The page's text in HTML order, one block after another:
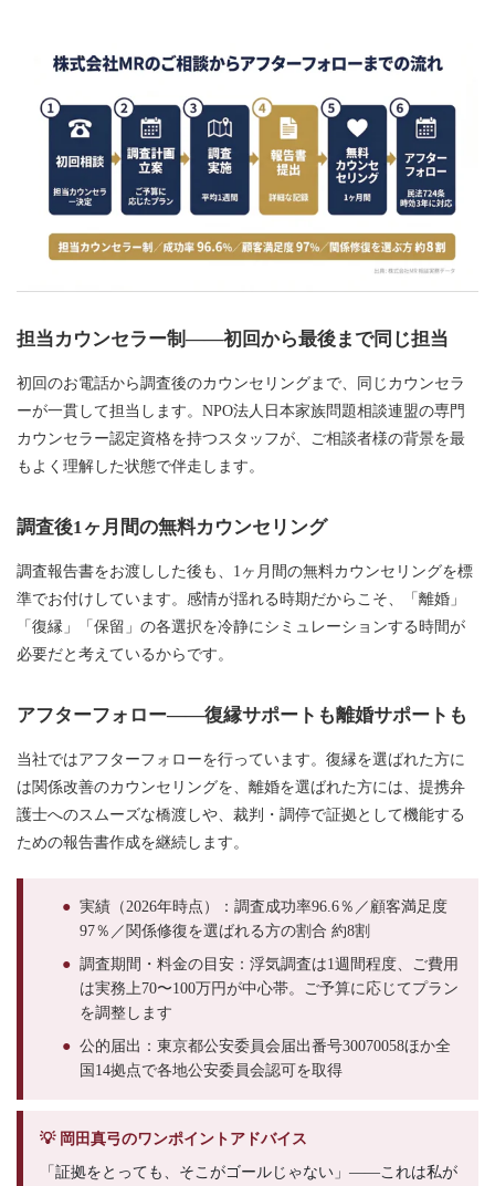
担当カウンセラー制——初回から最後まで同じ担当
初回のお電話から調査後のカウンセリングまで、同じカウンセラ
ーが一貫して担当します。NPO法人日本家族問題相談連盟の専門
カウンセラー認定資格を持つスタッフが、ご相談者様の背景を最
もよく理解した状態で伴走します。
調査後1ヶ月間の無料カウンセリング
調査報告書をお渡しした後も、1ヶ月間の無料カウンセリングを標
準でお付けしています。感情が揺れる時期だからこそ、「離婚」
「復縁」「保留」の各選択を冷静にシミュレーションする時間が
必要だと考えているからです。
アフターフォロー——復縁サポートも離婚サポートも
当社ではアフターフォローを行っています。復縁を選ばれた方に
は関係改善のカウンセリングを、離婚を選ばれた方には、提携弁
護士へのスムーズな橋渡しや、裁判・調停で証拠として機能する
ための報告書作成を継続します。
● 実績（2026年時点）：調査成功率96.6％／顧客満足度
97％／関係修復を選ばれる方の割合 約8割
● 調査期間・料金の目安：浮気調査は1週間程度、ご費用
は実務上70〜100万円が中心帯。ご予算に応じてプラン
を調整します
● 公的届出：東京都公安委員会届出番号30070058ほか全
国14拠点で各地公安委員会認可を取得
💡 岡田真弓のワンポイントアドバイス
「証拠をとっても、そこがゴールじゃない」——これは私が